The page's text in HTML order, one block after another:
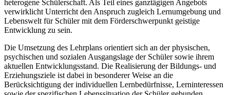
heterogene Schülerschaft. Als Teil eines ganztägigen Angebots
verwirklicht Unterricht den Anspruch zugleich Lernumgebung und
Lebenswelt für Schüler mit dem Förderschwerpunkt geistige
Entwicklung zu sein.
Die Umsetzung des Lehrplans orientiert sich an der physischen,
psychischen und sozialen Ausgangslage der Schüler sowie ihrem
aktuellen Entwicklungsstand. Die Realisierung der Bildungs- und
Erziehungsziele ist dabei in besonderer Weise an die
Berücksichtigung der individuellen Lernbedürfnisse, Lerninteressen